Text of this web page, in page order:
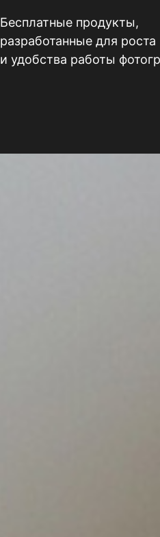
Бесплатные продукты,
разработанные для роста
и удобства работы